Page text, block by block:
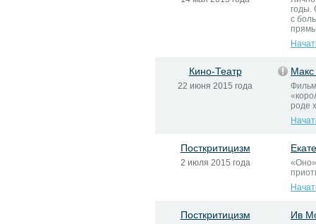
годы.
с
Кино-Театр
22 июня 2015 года
роде
Посткритицизм
2 июля 2015 года
Посткритицизм Ив